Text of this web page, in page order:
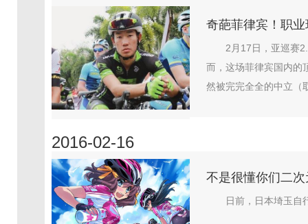
奇葩菲律宾！职
2月17日，亚巡赛
而，这场菲律宾国内的
然被完完全全的中立（
2016-02-16
不是很懂你们二
日前，日本埼玉自